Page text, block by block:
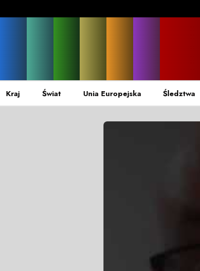
Kraj Świat Unia Europejska Śledztwa